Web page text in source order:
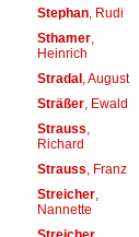
Stephan, Rudi
Sthamer,
Heinrich
Stradal, August
Sträßer, Ewald
Strauss
Richard
Strauss , Franz
Streicher,
Nannette